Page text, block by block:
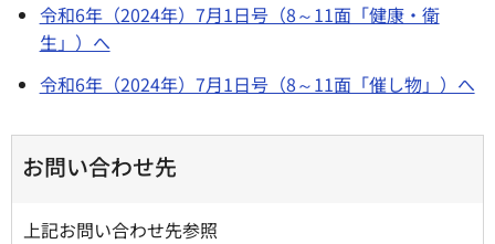
令和6年（2024年）7月1日号（8～11面「健康・衛
生」）へ
令和6年（2024年）7月1日号（8～11面「催し物」）へ
お問い合わせ先
上記お問い合わせ先参照